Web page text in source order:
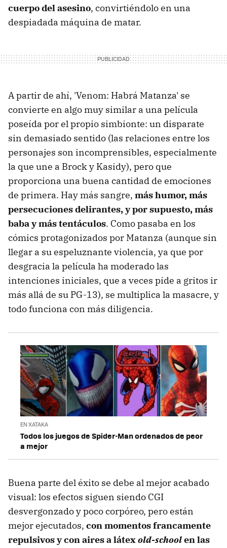
cuerpo del asesino, convirtiéndolo en una
despiadada máquina de matar.
A partir de ahí, 'Venom: Habrá Matanza' se
convierte en algo muy similar a una película
poseída por el propio simbionte: un disparate
sin demasiado sentido (las relaciones entre los
personajes son incomprensibles, especialmente
la que une a Brock y Kasidy), pero que
proporciona una buena cantidad de emociones
de primera. Hay más sangre, más humor, más
persecuciones delirantes, y por supuesto, más
baba y más tentáculos. Como pasaba en los
cómics protagonizados por Matanza (aunque sin
llegar a su espeluznante violencia, ya que por
desgracia la película ha moderado las
intenciones iniciales, que a veces pide a gritos ir
más allá de su PG-13), se multiplica la masacre, y
todo funciona con más diligencia.
EN XATAKA
Todos los juegos de Spider-Man ordenados de peor
a mejor
Buena parte del éxito se debe al mejor acabado
visual: los efectos siguen siendo CGI
desvergonzado y poco corpóreo, pero están
mejor ejecutados, con momentos francamente
repulsivos y con aires a látexold-schoolen las